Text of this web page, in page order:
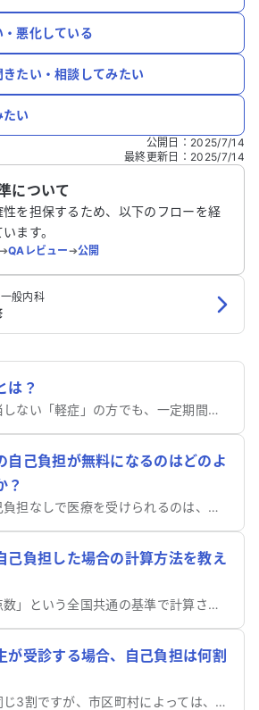
悪化している
たい・相談してみたい
い
公開日 ： 2025/7/14
最終更新日 ： 2025/7/14
について
を担保するため、以下のフローを経
ます。
➔QAレビュー➔公開
般内科
は？
重症度基準には該当しない「軽症」の方でも、一定期間内に高額な医療費がかかっている場合に、医療費を助成する制度です。
自己負担が無料になるのはどのよ
？
大人が医療費の自己負担なしで医療を受けられるのは、特定の条件を満たす限られた場合です。
己負担した場合の計算方法を教え
費用は「診療報酬点数」という全国共通の基準で計算されます。
が受診する場合、自己負担は何割
原則として大人と同じ3割ですが、市区町村によっては、子どもの医療費負担を軽減するための制度を設けている場合があります。